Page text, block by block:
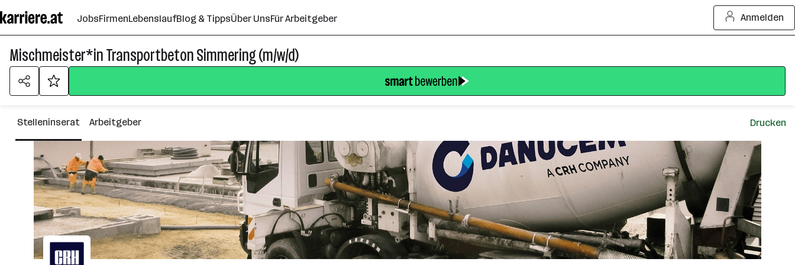
Seiteninhalt
springen
JobsFirmenLebenslaufBlog & TippsÜber UnsFür Arbeitgeber Anmelden
Mischmeister*in Transportbeton Simmering (m/w/d)
Stelleninserat Arbeitgeber Drucken